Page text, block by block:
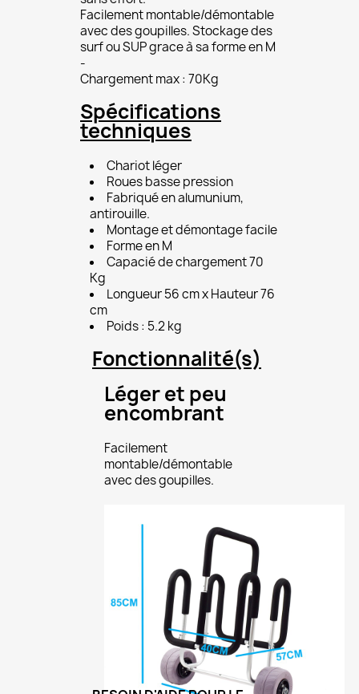
Facilement montable/démontable
avec des goupilles. Stockage des
surf ou SUP grace à sa forme en M
-
Chargement max : 70Kg
Spécifications
techniques
Chariot léger
Roues basse pression
Fabriqué en alumunium,
antirouille.
Montage et démontage facile
Forme en M
Capacié de chargement 70
Kg
Longueur 56 cm x Hauteur 76
cm
Poids : 5.2 kg
Fonctionnalité(s)
Léger et peu
encombrant
Facilement
montable/démontable
avec des goupilles.